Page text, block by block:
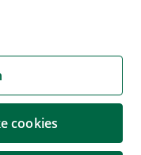
cookies